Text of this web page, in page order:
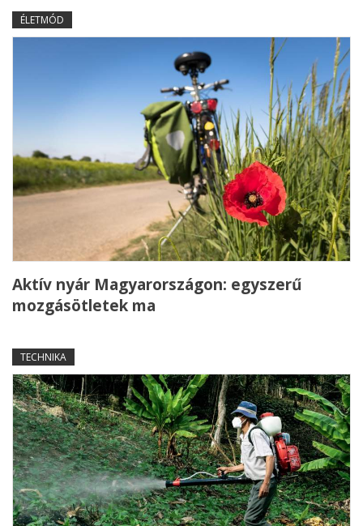
ÉLETMÓD
Aktív nyár Magyarországon: egyszerű
mozgásötletek ma
TECHNIKA